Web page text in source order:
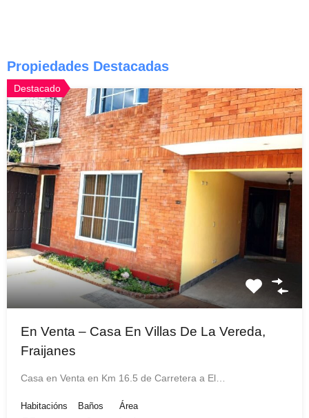
Propiedades Destacadas
Destacado
En Venta – Casa En Villas De La Vereda,
Fraijanes
Casa en Venta en Km 16.5 de Carretera a El…
Habitacións
Baños
Área